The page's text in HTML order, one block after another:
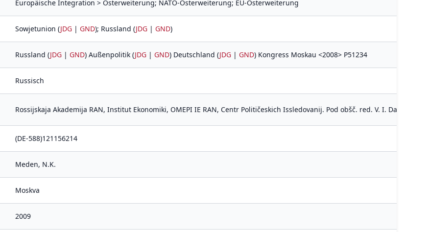
Europäische Integration > Osterweiterung; NATO-Osterweiterung; EU-Osterweiterung
Sowjetunion (JDG | GND); Russland (JDG | GND)
Russland (JDG | GND) Außenpolitik (JDG | GND) Deutschland (JDG | GND) Kongress Moskau <2008> P51234
Russisch
Rossijskaja Akademija RAN, Institut Ekonomiki, OMEPI IE RAN, Centr Političeskich Issledovanij. Pod obšč. red. V. I. Dašičeva,
(DE-588)121156214
Meden, N.K.
Moskva
2009